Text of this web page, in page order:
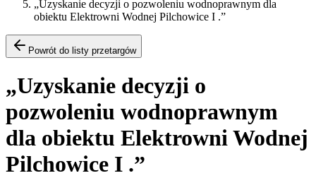
„Uzyskanie decyzji o pozwoleniu wodnoprawnym dla
obiektu Elektrowni Wodnej Pilchowice I .”
Powrót do listy przetargów
„Uzyskanie decyzji o
pozwoleniu wodnoprawnym
dla obiektu Elektrowni Wodnej
Pilchowice I .”